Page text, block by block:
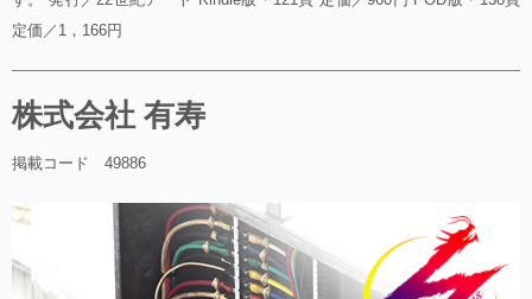
定価／1，166円
株式会社 有寿
掲載コード 49886